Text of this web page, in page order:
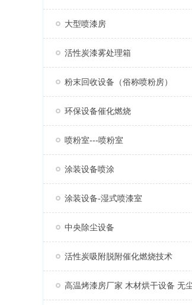
大型喷漆房
活性炭漆雾处理箱
粉末回收设备（俗称喷粉房）
环保设备催化燃烧
喷粉室---喷粉室
涂装设备喷涂
涂装设备-湿式喷漆室
中央除尘设备
活性炭吸附脱附催化燃烧技术